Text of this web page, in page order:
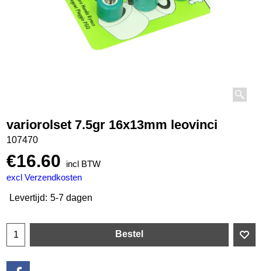
variorolset 7.5gr 16x13mm leovinci
107470
€16.60
incl BTW
excl Verzendkosten
Levertijd: 5-7 dagen
Bestel